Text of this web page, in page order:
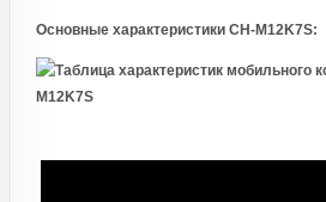
Основные характеристики CH-M12K7S: